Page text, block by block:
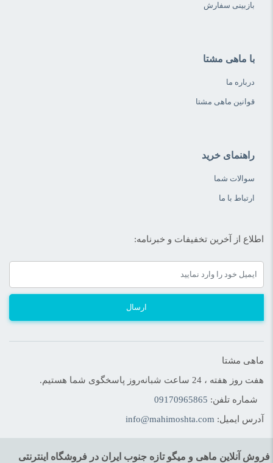
بازبینی سفارش
با ماهی مشتا
درباره ما
قوانین ماهی مشتا
راهنمای خرید
سوالات شما
ارتباط با ما
اطلاع از آخرین تخفیفات و خبرنامه:
ارسال
ماهی مشتا
هفت روز هفته ، 24 ساعت شبانه‌روز پاسخگوی شما هستیم.
شماره تلفن: 09170965865
آدرس ایمیل: info@mahimoshta.com
فروش آنلاین ماهی و میگو تازه جنوب ایران در فروشگاه اینترنتی